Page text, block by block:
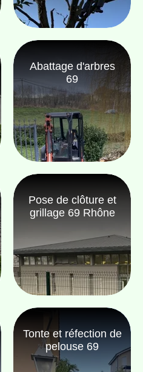
Abattage d'arbres
69
Pose de clôture et
grillage 69 Rhône
Tonte et réfection de
pelouse 69